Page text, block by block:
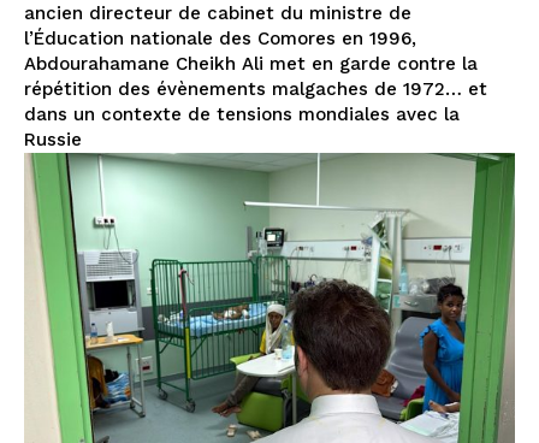
ancien directeur de cabinet du ministre de
l’Éducation nationale des Comores en 1996,
Abdourahamane Cheikh Ali met en garde contre la
répétition des évènements malgaches de 1972… et
dans un contexte de tensions mondiales avec la
Russie